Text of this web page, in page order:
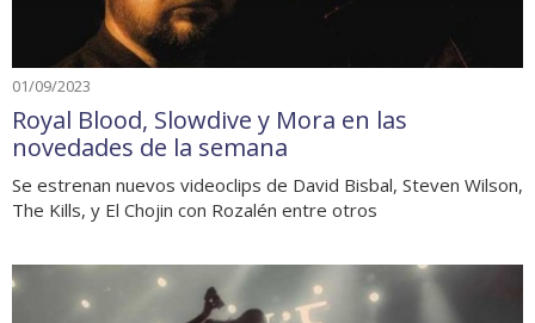
01/09/2023
Royal Blood, Slowdive y Mora en las
novedades de la semana
Se estrenan nuevos videoclips de David Bisbal, Steven Wilson,
The Kills, y El Chojin con Rozalén entre otros